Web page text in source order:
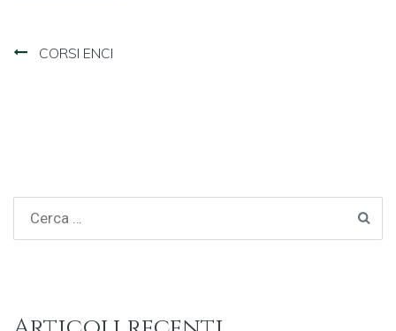
Navigazione
CORSI ENCI